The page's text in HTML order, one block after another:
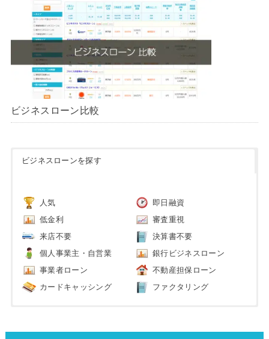
ビジネスローン比較
ビジネスローンを探す
人気 即日融資
低金利 審査重視
来店不要 決算書不要
個人事業主・自営業 銀行ビジネスローン
事業者ローン 不動産担保ローン
カードキャッシング ファクタリング